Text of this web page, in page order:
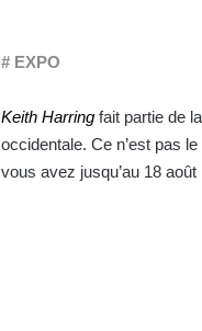
# EXPO
Keith Harring fait partie de
occidentale. Ce n’est pas
vous avez jusqu’au 18